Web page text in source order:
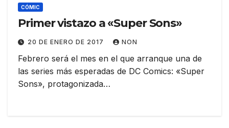
CÓMIC
Primer vistazo a «Super Sons»
20 DE ENERO DE 2017 NON
Febrero será el mes en el que arranque una de
las series más esperadas de DC Comics: «Super
Sons», protagonizada…